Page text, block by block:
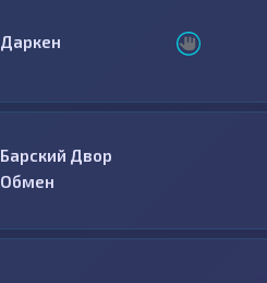
Даркен
Барский Двор
Обмен